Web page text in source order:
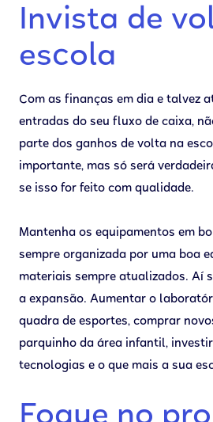
Invista de
escola
Com as finanças em dia e talvez
entradas do seu fluxo de caixa,
parte dos ganhos de volta na
importante, mas só será
se isso for feito com qualidade.
Mantenha os equipamentos em
sempre organizada por uma boa
materiais sempre atualizados. Aí
a expansão. Aumentar o
quadra de esportes, comprar
parquinho da área infantil,
tecnologias e o que mais a sua